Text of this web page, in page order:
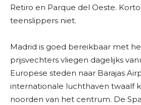
Retiro en Parque del Oeste.
teenslippers niet.
Madrid is goed bereikbaar met
prijsvechters vliegen dagelijks
Europese steden naar Barajas
internationale luchthaven twaalf
noorden van het centrum. De